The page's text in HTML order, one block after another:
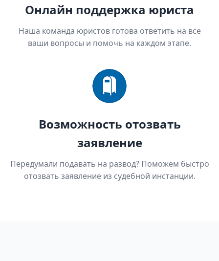
Онлайн поддержка юриста
Наша команда юристов готова ответить на все
ваши вопросы и помочь на каждом этапе.
Возможность отозвать
заявление
Передумали подавать на развод? Поможем быстро
отозвать заявление из судебной инстанции.